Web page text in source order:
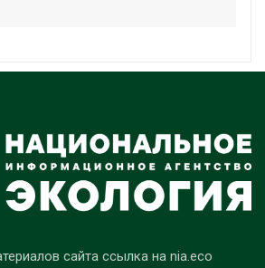
сайта ссылка на nia.eco